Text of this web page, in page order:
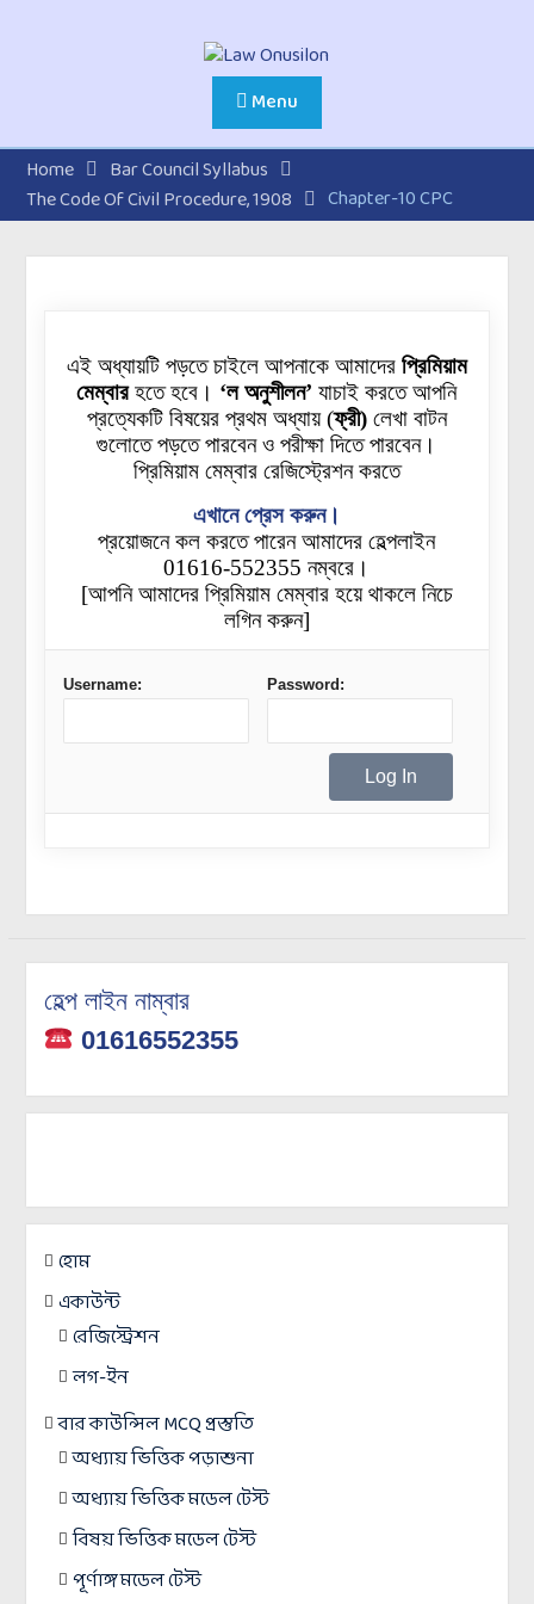
Menu
Home
Bar Council Syllabus
The Code Of Civil Procedure, 1908
Chapter-10 CPC
এই অধ্যায়টি পড়তে চাইলে আপনাকে আমাদের প্রিমিয়াম
মেম্বারহতে হবে। ‘ল অনুশীলন’ যাচাই করতে আপনি
প্রত্যেকটি বিষয়ের প্রথম অধ্যায়(ফ্রী)লেখা বাটন
গুলোতেপড়তে পারবেন ও পরীক্ষা দিতে পারবেন।
প্রিমিয়াম মেম্বার রেজিস্ট্রেশন করতে
এখানে প্রেস করুন।
প্রয়োজনে কল করতে পারেন আমাদের হেল্পলাইন
01616-552355 নম্বরে।
[আপনি আমাদের প্রিমিয়াম মেম্বার হয়ে থাকলে নিচে
লগিন করুন]
Username: Password:
হেল্প লাইন নাম্বার
01616552355
হোম
একাউন্ট
রেজিস্ট্রেশন
লগ-ইন
বার কাউন্সিল MCQ প্রস্তুতি
অধ্যায় ভিত্তিক পড়াশুনা
অধ্যায় ভিত্তিক মডেল টেস্ট
বিষয় ভিত্তিক মডেল টেস্ট
পূর্ণাঙ্গ মডেল টেস্ট